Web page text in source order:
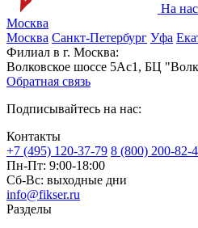
На
Москва
Москва Санкт-Петербург Уфа
Филиал в г. Москва:
Волковское шоссе 5Ас1, БЦ
Обратная связь
Подписывайтесь на нас:
Контакты
+7 (495) 120-37-79 8 (800) 200-82-
Пн-Пт: 9:00-18:00
Сб-Вс: выходные дни
info@fikser.ru
Разделы